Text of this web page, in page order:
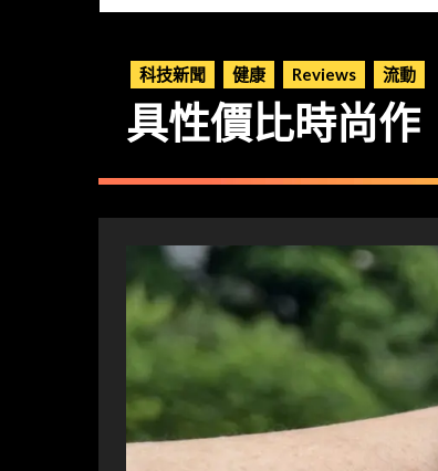
科技新聞 健康 Reviews 流動
具性價比時尚